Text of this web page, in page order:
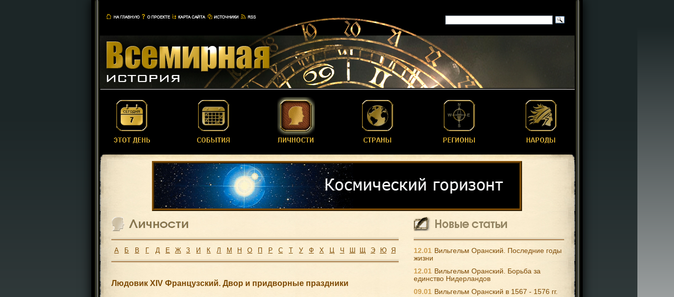
А Б В Г Д Е Ж З И К Л М Н О П Р С Т У Ф Х Ц Ч Ш Щ Э Ю Я
Людовик XIV Французский. Двор и придворные праздники
12.01 Вильгельм Оранский. Последние годы
жизни
12.01 Вильгельм Оранский. Борьба за
единство Нидерландов
09.01 Вильгельм Оранский в 1567 - 1576 гг.